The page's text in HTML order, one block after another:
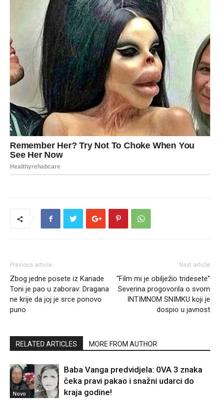
Previous article
Zbog jedne posete iz Kanade
Toni je pao u zaborav: Dragana
ne krije da joj je srce ponovo
puno
Next article
“Film mi je obilježio tridesete”
Severina progovorila o svom
INTIMNOM SNIMKU koji je
dospio u javnost
RELATED ARTICLES MORE FROM AUTHOR
Novo
Baba Vanga predvidjela: 0VA 3 znaka
čeka pravi pakao i snažni udarci do
kraja godine!